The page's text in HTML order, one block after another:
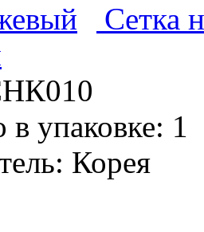
Сетка
в упаковке: 1
Корея